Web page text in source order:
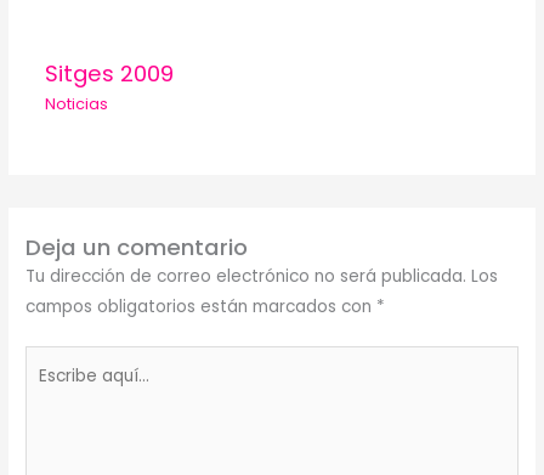
Sitges 2009
Noticias
Deja un comentario
Tu dirección de correo electrónico no será publicada. Los
campos obligatorios están marcados con *